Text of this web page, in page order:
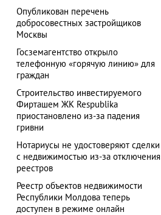
Опубликован перечень
добросовестных застройщиков
Москвы
Госземагентство открыло
телефонную «горячую линию» для
граждан
Строительство инвестируемого
Фирташем ЖК Respublika
приостановлено из-за падения
гривни
Нотариусы не удостоверяют сделки
с недвижимостью из-за отключения
реестров
Реестр объектов недвижимости
Республики Молдова теперь
доступен в режиме онлайн